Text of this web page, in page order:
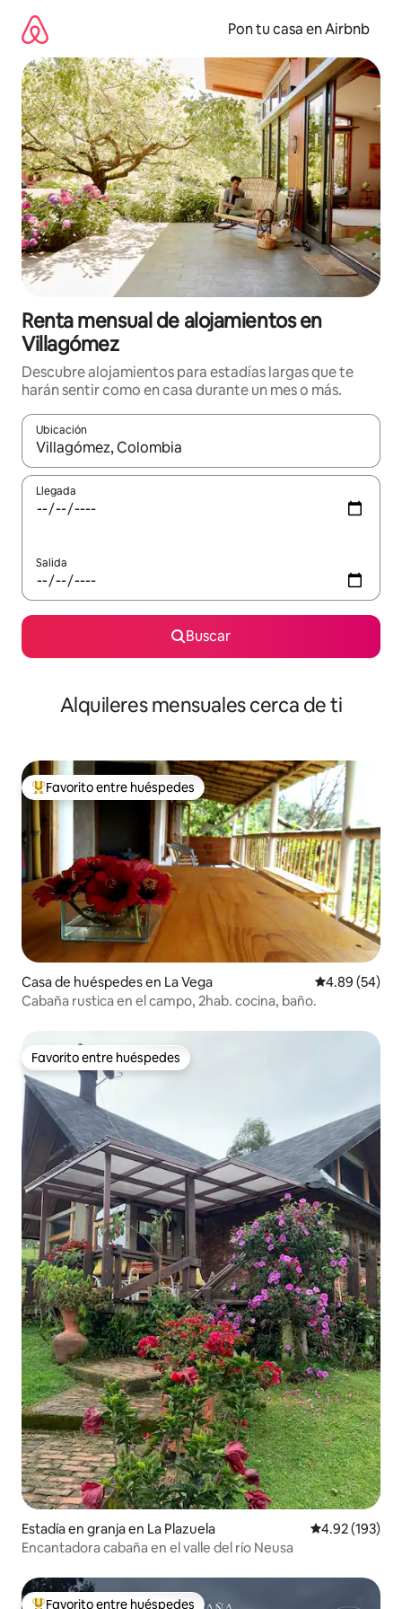
contenido
Pon tu casa en Airbnb
Renta mensual de alojamientos en
Villagómez
Descubre alojamientos para estadías largas que te
harán sentir como en casa durante un mes o más.
Ubicación
Cuando los resultados estén disponibles, navega con las
Llegada
Salida
Buscar
Alquileres mensuales cerca de ti
Favorito entre huéspedes preferido
Favorito entre huéspedes
Casa de huéspedes en La Vega Calificación
4.89 (54)
Cabaña rustica en el campo, 2hab. cocina, baño.
Favorito entre huéspedes
Favorito entre huéspedes
Estadía en granja en La Plazuela Calificación
4.92 (193)
Encantadora cabaña en el valle del río Neusa
Favorito entre huéspedes